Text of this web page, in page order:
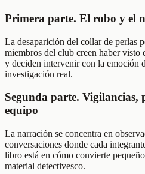
Primera parte. El robo y el
La desaparición del collar de perlas
miembros del club creen haber visto
y deciden intervenir con la emoción
investigación real.
Segunda parte. Vigilancias,
equipo
La narración se concentra en
conversaciones donde cada
libro está en cómo convierte
material detectivesco.